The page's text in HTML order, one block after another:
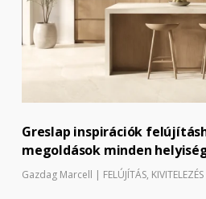
Greslap inspirációk
megoldások minden
Gazdag Marcell | FELÚJÍTÁS, KIVITELEZÉS